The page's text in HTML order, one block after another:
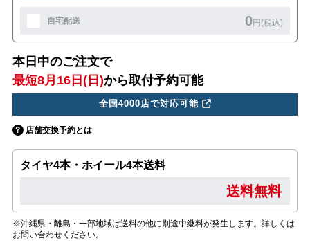
自宅配送 0円(税込)
本日中のご注文で
最短8月16日(日)から取付予約可能
全国4000店で対応可能
店舗交換予約とは
タイヤ4本・ホイール4本送料
送料無料
※沖縄県・離島・一部地域は送料の他に別途中継料が発生します。詳しくは
お問い合わせください。